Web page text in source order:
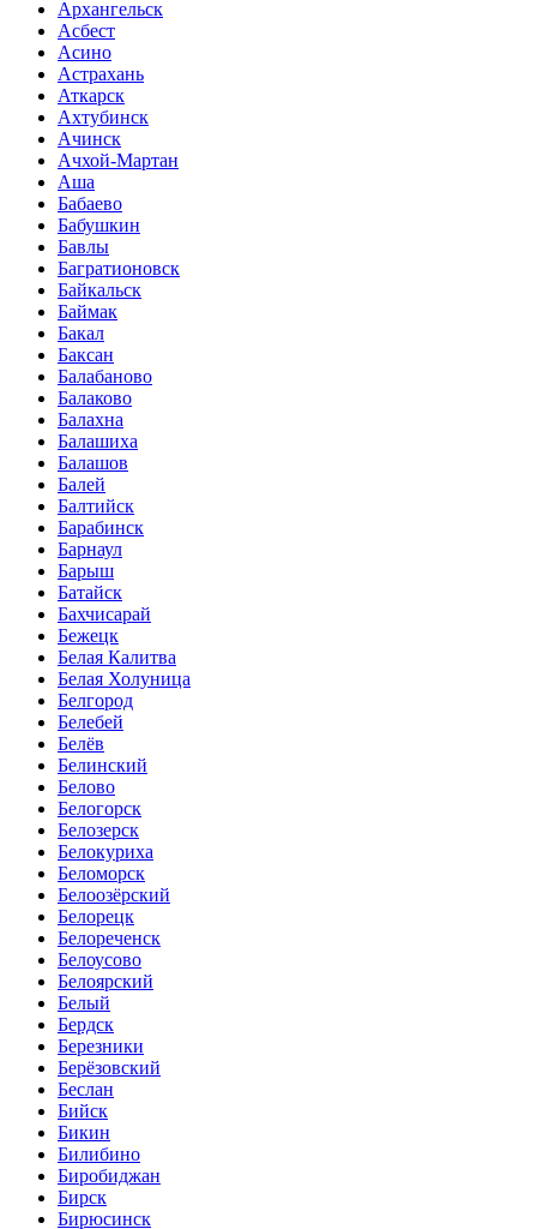
Архангельск
Асбест
Асино
Астрахань
Аткарск
Ахтубинск
Ачинск
Ачхой-Мартан
Аша
Бабаево
Бабушкин
Бавлы
Багратионовск
Байкальск
Баймак
Бакал
Баксан
Балабаново
Балаково
Балахна
Балашиха
Балашов
Балей
Балтийск
Барабинск
Барнаул
Барыш
Батайск
Бахчисарай
Бежецк
Белая Калитва
Белая Холуница
Белгород
Белебей
Белёв
Белинский
Белово
Белогорск
Белозерск
Белокуриха
Беломорск
Белоозёрский
Белорецк
Белореченск
Белоусово
Белоярский
Белый
Бердск
Березники
Берёзовский
Беслан
Бийск
Бикин
Билибино
Биробиджан
Бирск
Бирюсинск